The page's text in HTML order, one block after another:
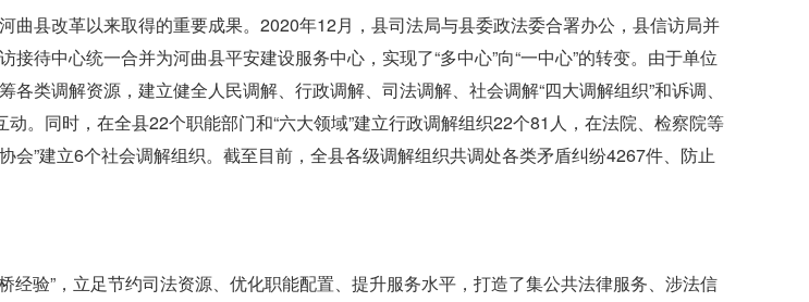
县改革以来取得的重要成果。2020年12月，县司法局与县委政法委合署办公，县信访局并
待中心统一合并为河曲县平安建设服务中心，实现了“多中心”向“一中心”的转变。由于单位
类调解资源，建立健全人民调解、行政调解、司法调解、社会调解“四大调解组织”和诉调、
。同时，在全县22个职能部门和“六大领域”建立行政调解组织22个81人，在法院、检察院等
”建立6个社会调解组织。截至目前，全县各级调解组织共调处各类矛盾纠纷4267件、防止
经验”，立足节约司法资源、优化职能配置、提升服务水平，打造了集公共法律服务、涉法信